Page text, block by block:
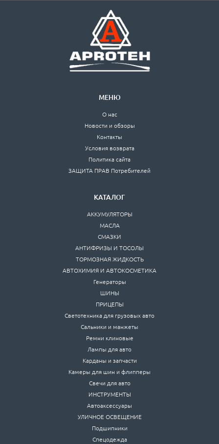
МЕНЮ
О нас
Новости и обзоры
Контакты
Условия возврата
Политика сайта
ЗАЩИТА ПРАВ Потребителей
КАТАЛОГ
АККУМУЛЯТОРЫ
МАСЛА
СМАЗКИ
АНТИФРИЗЫ И ТОСОЛЫ
ТОРМОЗНАЯ ЖИДКОСТЬ
АВТОХИМИЯ И АВТОКОСМЕТИКА
Генераторы
ШИНЫ
ПРИЦЕПЫ
Светотехника для грузовых авто
Сальники и манжеты
Ремни клиновые
Лампы для авто
Карданы и запчасти
Камеры для шин и флипперы
Свечи для авто
ИНСТРУМЕНТЫ
Автоаксессуары
УЛИЧНОЕ ОСВЕЩЕНИЕ
Подшипники
Спецодежда